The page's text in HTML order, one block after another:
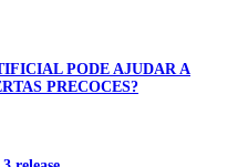
PODE AJUDAR A
PRECOCES?